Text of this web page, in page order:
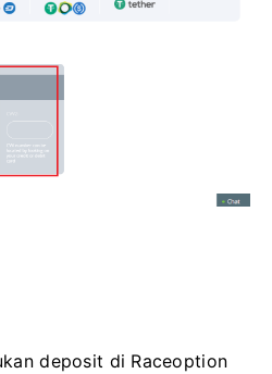
deposit di Raceoption